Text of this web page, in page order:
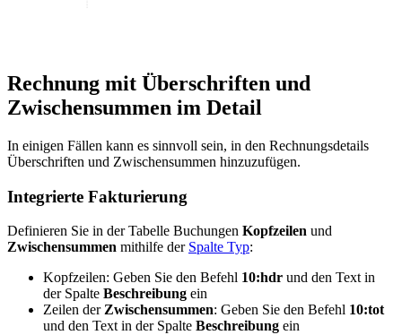
Rechnung mit Überschriften und
Zwischensummen im Detail
In einigen Fällen kann es sinnvoll sein, in den Rechnungsdetails
Überschriften und Zwischensummen hinzuzufügen.
Integrierte Fakturierung
Definieren Sie in der Tabelle Buchungen Kopfzeilen und
Zwischensummen mithilfe der Spalte Typ:
Kopfzeilen: Geben Sie den Befehl 10:hdr und den Text in
der Spalte Beschreibung ein
Zeilen der Zwischensummen: Geben Sie den Befehl 10:tot
und den Text in der Spalte Beschreibung ein